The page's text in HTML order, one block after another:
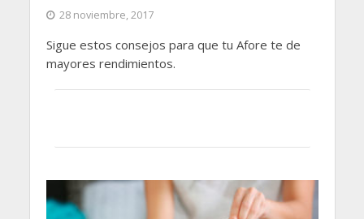
28 noviembre, 2017
Sigue estos consejos para que tu Afore te de
mayores rendimientos.